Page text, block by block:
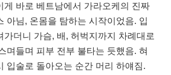
게 바로 베트남에서 가라오케의 진짜
아님, 온몸을 탐하는 시작이었음. 입
가더니 가슴, 배, 허벅지까지 차례대로
며들며 피부 전부 불타는 듯했음. 혀
입술로 돌아오는 순간 머리 하얘짐.